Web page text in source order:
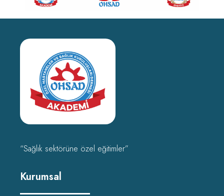
“Sağlık sektörüne özel eğitimler”
Kurumsal